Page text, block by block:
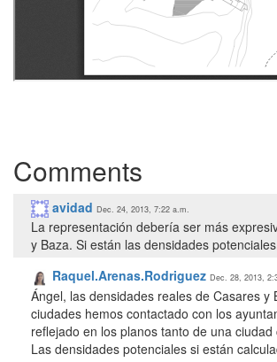
Comments
avidad Dec. 24, 2013, 7:22 a.m.
La representación debería ser más
y Baza. Si están las densidades
Raquel.Arenas.Rodriguez Dec. 28, 2013,
Ángel, las densidades reales de Casares
ciudades hemos contactado con los
reflejado en los planos tanto de una